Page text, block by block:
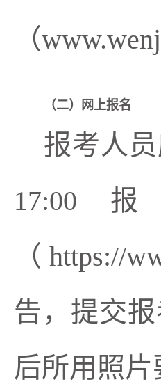
（
（二）网上报名
报考人
17:00
（https://
告，提交
后所用照